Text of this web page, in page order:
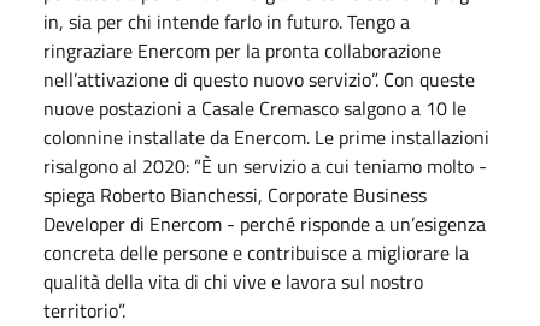
in, sia per chi intende farlo in futuro. Tengo a
ringraziare Enercom per la pronta collaborazione
nell’attivazione di questo nuovo servizio”. Con queste
nuove postazioni a Casale Cremasco salgono a 10 le
colonnine installate da Enercom. Le prime installazioni
risalgono al 2020: “È un servizio a cui teniamo molto -
spiega Roberto Bianchessi, Corporate Business
Developer di Enercom - perché risponde a un’esigenza
concreta delle persone e contribuisce a migliorare la
qualità della vita di chi vive e lavora sul nostro
territorio”.